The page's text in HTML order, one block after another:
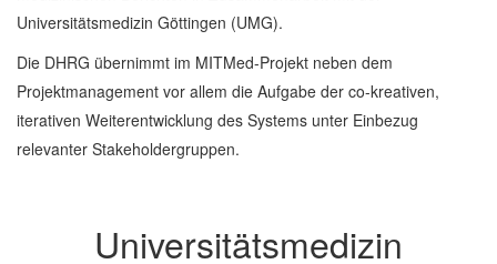
Universitätsmedizin Göttingen (UMG).
Die DHRG übernimmt im MITMed-Projekt neben dem
Projektmanagement vor allem die Aufgabe der co-kreativen,
iterativen Weiterentwicklung des Systems unter Einbezug
relevanter Stakeholdergruppen.
Universitätsmedizin